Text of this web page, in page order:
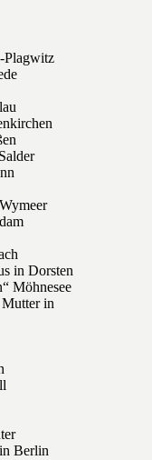
Plagwitz
in Dorsten
Möhnesee
in
Berlin